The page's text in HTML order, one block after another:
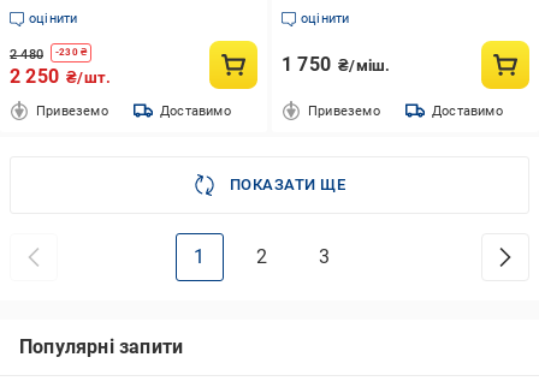
оцінити
2 480 -230₴
2 250 ₴/шт.
Привеземо Доставимо
оцінити
1 750 ₴/міш.
Привеземо Доставимо
ПОКАЗАТИ ЩЕ
1 2 3
Популярні запити